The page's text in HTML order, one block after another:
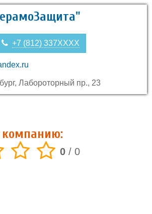
+7 (812) 337XXXX
Лабороторный пр., 23
компанию:
0 / 0